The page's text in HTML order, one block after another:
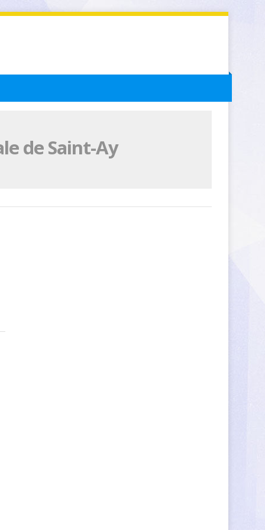
de Saint-Ay